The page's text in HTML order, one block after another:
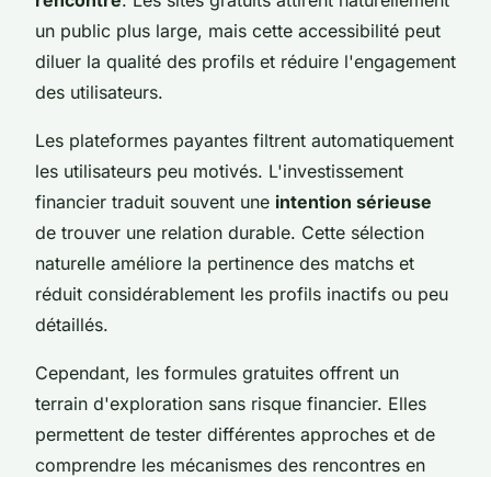
un public plus large, mais cette accessibilité peut
diluer la qualité des profils et réduire l'engagement
des utilisateurs.
Les plateformes payantes filtrent automatiquement
les utilisateurs peu motivés. L'investissement
financier traduit souvent une intention sérieuse
de trouver une relation durable. Cette sélection
naturelle améliore la pertinence des matchs et
réduit considérablement les profils inactifs ou peu
détaillés.
Cependant, les formules gratuites offrent un
terrain d'exploration sans risque financier. Elles
permettent de tester différentes approches et de
comprendre les mécanismes des rencontres en